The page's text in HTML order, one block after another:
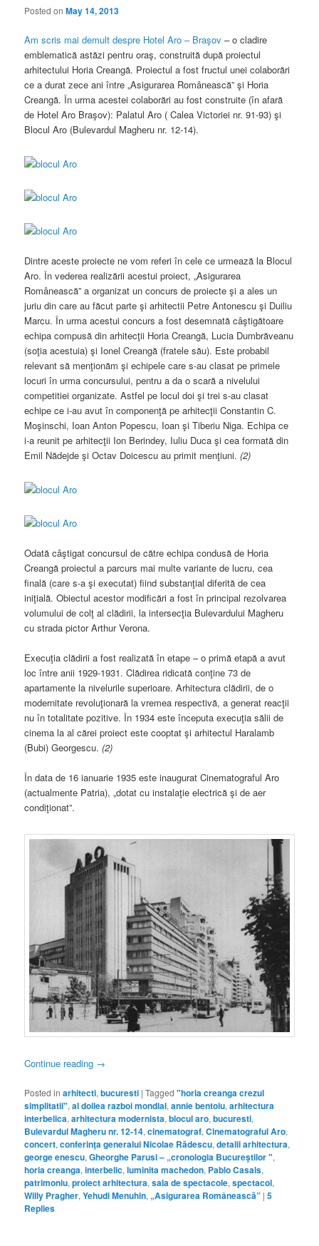
Posted onMay 14, 2013
Am scris mai demult despre Hotel Aro – Braşov – o cladire
emblematică astăzi pentru oraş, construită după proiectul
arhitectului Horia Creangă. Proiectul a fost fructul unei colaborări
ce a durat zece ani între „Asigurarea Românească” şi Horia
Creangă. În urma acestei colaborări au fost construite (în afară
de Hotel Aro Braşov): Palatul Aro ( Calea Victoriei nr. 91-93) şi
Blocul Aro (Bulevardul Magheru nr. 12-14).
Dintre aceste proiecte ne vom referi în cele ce urmează la Blocul
Aro. În vederea realizării acestui proiect, „Asigurarea
Românească” a organizat un concurs de proiecte şi a ales un
juriu din care au făcut parte şi arhitectii Petre Antonescu şi Duiliu
Marcu. În urma acestui concurs a fost desemnată câştigătoare
echipa compusă din arhitecţii Horia Creangă, Lucia Dumbrăveanu
(soţia acestuia) şi Ionel Creangă (fratele său). Este probabil
relevant să menţionăm şi echipele care s-au clasat pe primele
locuri în urma concursului, pentru a da o scară a nivelului
competitiei organizate. Astfel pe locul doi şi trei s-au clasat
echipe ce i-au avut în componenţă pe arhitecţii Constantin C.
Moşinschi, Ioan Anton Popescu, Ioan şi Tiberiu Niga. Echipa ce
i-a reunit pe arhitecţii Ion Berindey, Iuliu Duca şi cea formată din
Emil Nădejde şi Octav Doicescu au primit menţiuni.(2)
Odată câştigat concursul de către echipa condusă de Horia
Creangă proiectul a parcurs mai multe variante de lucru, cea
finală (care s-a şi executat) fiind substanţial diferită de cea
iniţială. Obiectul acestor modificări a fost în principal rezolvarea
volumului de colţ al clădirii, la intersecţia Bulevardului Magheru
cu strada pictor Arthur Verona.
Execuţia clădirii a fost realizată în etape – o primă etapă a avut
loc între anii 1929-1931. Clădirea ridicată conţine 73 de
apartamente la nivelurile superioare. Arhitectura clădirii, de o
modernitate revoluţionară la vremea respectivă, a generat reacţii
nu în totalitate pozitive. În 1934 este începuta execuţia sălii de
cinema la al cărei proiect este cooptat şi arhitectul Haralamb
(Bubi) Georgescu.(2)
În data de 16 ianuarie 1935 este inaugurat Cinematograful Aro
(actualmente Patria), „dotat cu instalaţie electrică şi de aer
condiţionat”.
Continue reading →
Posted in arhitecti,bucuresti |Tagged "horia creanga crezul
simplitatii",al doilea razboi mondial,annie bentoiu,arhitectura
interbelica,arhitectura modernista,blocul aro,bucuresti,
Bulevardul Magheru nr. 12-14,cinematograf,Cinematograful Aro,
concert,conferinţa generalui Nicolae Rădescu,detalii arhitectura,
george enescu,Gheorghe Parusi – „cronologia Bucureştilor ",
horia creanga,interbelic,luminita machedon, Pablo Casals,
patrimoniu,proiect arhitectura,sala de spectacole,spectacol,
Willy Pragher,Yehudi Menuhin, „Asigurarea Românească” |5
Replies